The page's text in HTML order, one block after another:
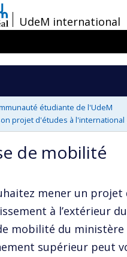
/UdeM international
étudiante de l'UdeM
projet d'études à l'international
de mobilité
mener un projet
à l’extérieur
mobilité du ministère
supérieur peut